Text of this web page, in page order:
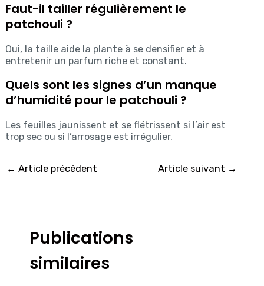
Faut-il tailler régulièrement le
patchouli ?
Oui, la taille aide la plante à se densifier et à
entretenir un parfum riche et constant.
Quels sont les signes d’un manque
d’humidité pour le patchouli ?
Les feuilles jaunissent et se flétrissent si l’air est
trop sec ou si l’arrosage est irrégulier.
← Article précédent Article suivant →
Publications
similaires